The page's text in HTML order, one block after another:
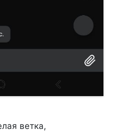
ветка,